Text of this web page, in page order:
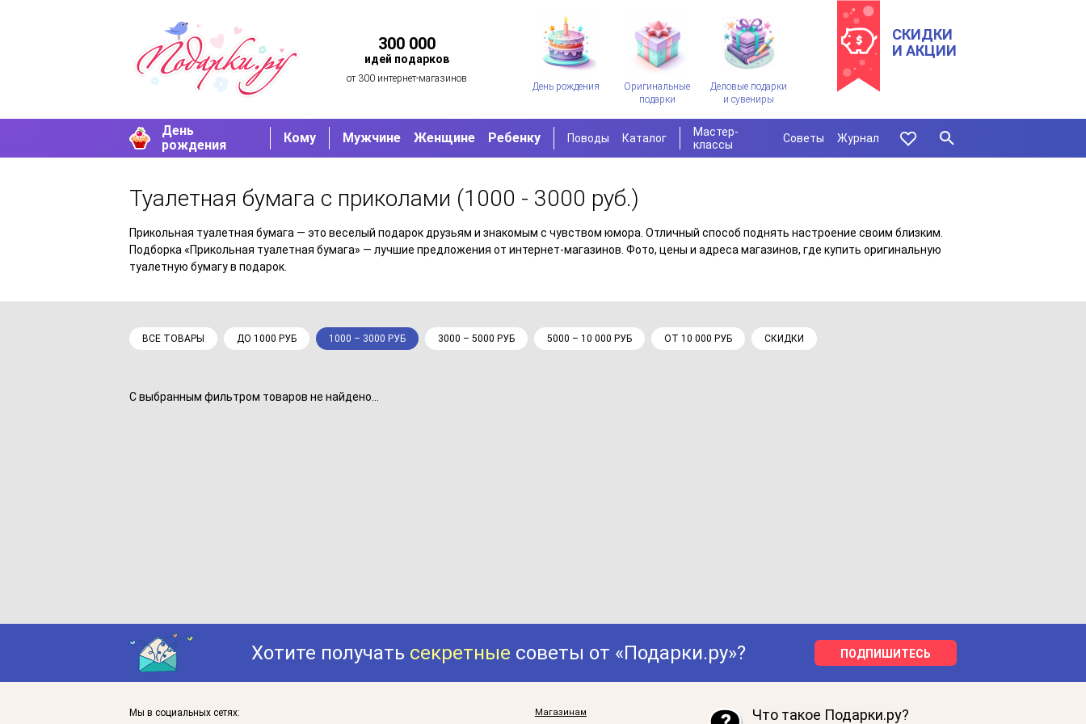
300 000
идей подарков
от 300 интернет-магазинов
День рождения
Оригинальные
подарки
Деловые подарки
и сувениры
СКИДКИ
И АКЦИИ
День
рождения
Кому Мужчине Женщине Ребенку Поводы Каталог
Мастер-
классы
Советы Журнал
Туалетная бумага с приколами (1000 - 3000 руб.)
Прикольная туалетная бумага — это веселый подарок друзьям и знакомым с чувством юмора. Отличный способ поднять настроение своим близким.
Подборка «Прикольная туалетная бумага» — лучшие предложения от интернет-магазинов. Фото, цены и адреса магазинов, где купить оригинальную
туалетную бумагу в подарок.
ВСЕ ТОВАРЫ ДО 1000 РУБ 1000 – 3000 РУБ 3000 – 5000 РУБ 5000 – 10 000 РУБ ОТ 10 000 РУБ СКИДКИ
С выбранным фильтром товаров не найдено...
Хотите получать секретные советы от «Подарки.ру»? ПОДПИШИТЕСЬ
Мы в социальных сетях: Магазинам Что такое Подарки.ру?